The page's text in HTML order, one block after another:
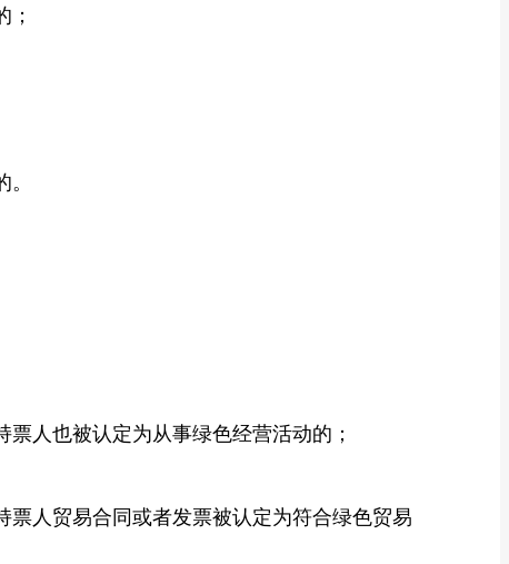
人也被认定为从事绿色经营活动的；
票人贸易合同或者发票被认定为符合绿色贸易